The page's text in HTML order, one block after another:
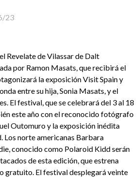
23
Revelate de Vilassar de Dalt
por Ramon Masats, que recibirá el
la exposición Visit Spain y
entre su hija, Sonia Masats, y el
El festival, que se celebrará del 3 al 18
este año con el reconocido fotógrafo
Outomuro y la exposición inédita
Los norte americanas Barbara
conocido como Polaroid Kidd serán
de esta edición, que estrena
gratuito. El festival desplegará veinte